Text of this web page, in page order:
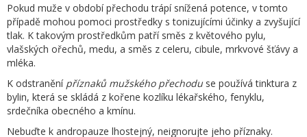
Pokud muže v období přechodu trápí snížená potence, v tomto
případě mohou pomoci prostředky s tonizujícími účinky a zvyšující
tlak. K takovým prostředkům patří směs z květového pylu,
vlašských ořechů, medu, a směs z celeru, cibule, mrkvové šťávy a
mléka.
K odstranění příznaků mužského přechodu se používá tinktura z
bylin, která se skládá z kořene kozlíku lékařského, fenyklu,
srdečníka obecného a kmínu.
Nebuďte k andropauze lhostejný, neignorujte jeho příznaky.